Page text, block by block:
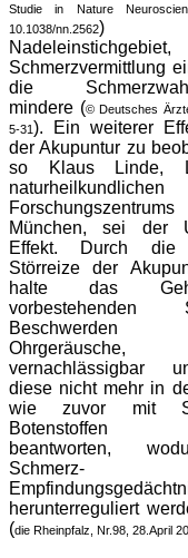
Studie in Nature
10.1038/nn.2562)
Schmerzvermittlung
die
mindere (© Deutsches
5-31). Ein weiterer
der Akupuntur zu
so Klaus Linde,
naturheilkundlichen
München, sei der
Effekt. Durch die
Störreize der
halte das
vorbestehenden
vernachlässigbar
diese nicht mehr in
wie zuvor mit
Botenstoffen
beantworten,
herunterreguliert
(die Rheinpfalz, Nr.98, 28.April